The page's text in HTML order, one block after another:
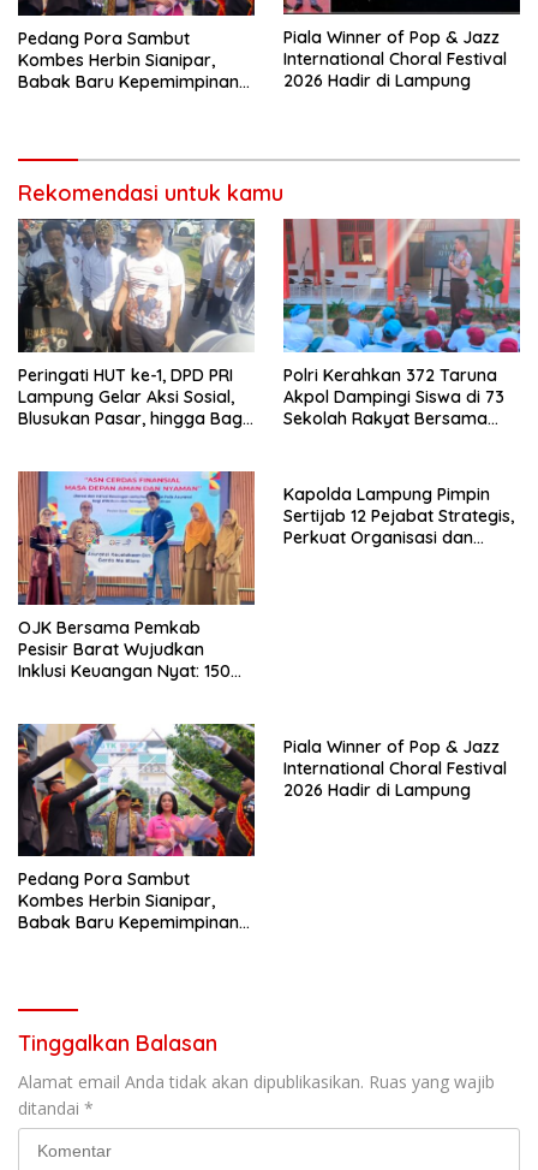
Pedang Pora Sambut
Kombes Herbin Sianipar,
Babak Baru Kepemimpinan
Piala Winner of Pop & Jazz
International Choral Festival
2026 Hadir di Lampung
Rekomendasi untuk kamu
Peringati HUT ke-1, DPD PRI
Lampung Gelar Aksi Sosial,
Blusukan Pasar, hingga Bagi-
Polri Kerahkan 372 Taruna
Akpol Dampingi Siswa di 73
Sekolah Rakyat Bersama
OJK Bersama Pemkab
Pesisir Barat Wujudkan
Inklusi Keuangan Nyat: 150
Kapolda Lampung Pimpin
Sertijab 12 Pejabat Strategis,
Perkuat Organisasi dan
Pedang Pora Sambut
Kombes Herbin Sianipar,
Babak Baru Kepemimpinan
Piala Winner of Pop & Jazz
International Choral Festival
2026 Hadir di Lampung
Tinggalkan Balasan
Alamat email Anda tidak akan dipublikasikan. Ruas yang wajib
ditandai *